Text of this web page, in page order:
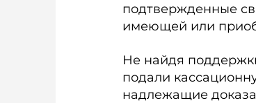
подтвержденные
имеющей или
Не найдя
подали
надлежащие